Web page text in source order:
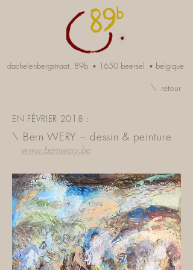
dachelenbergstraat, 89b • 1650 beersel • belgique
\ retour
EN FÉVRIER 2018 :
\ Bern WERY – dessin & peinture
www.bernwery.be